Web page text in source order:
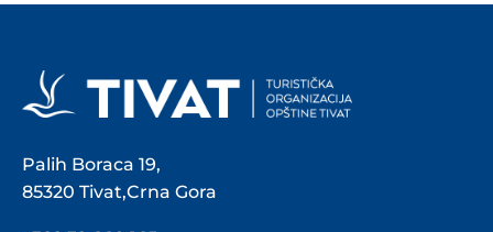
Palih Boraca 19,
85320 Tivat,Crna Gora